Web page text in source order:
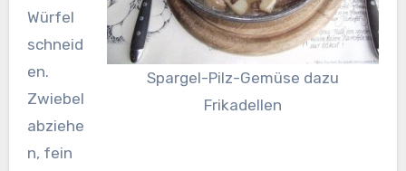
Spargel-Pilz-Gemüse dazu
Frikadellen
Würfel
schneid
en.
Zwiebel
abziehe
n, fein